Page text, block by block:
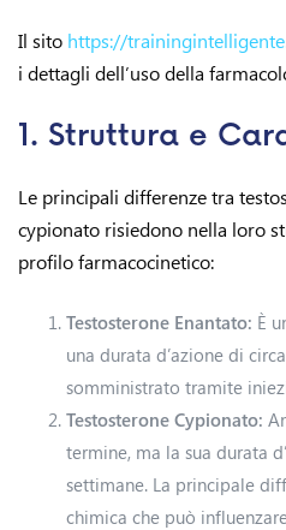
Il sito https://
i dettagli dell’uso della
1. Struttura e
Le principali differenze tra
cypionato risiedono nella loro
profilo farmacocinetico:
Testosterone Enantato: È
una durata d’azione di
somministrato tramite
Testosterone Cypionato:
termine, ma la sua durata
settimane. La principale
chimica che può